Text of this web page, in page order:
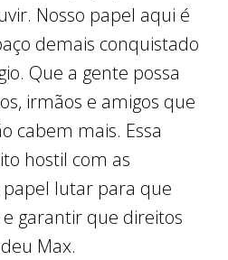
Nosso papel aqui é
demais conquistado
Que a gente possa
irmãos e amigos que
cabem mais. Essa
hostil com as
lutar para que
garantir que direitos
Max.